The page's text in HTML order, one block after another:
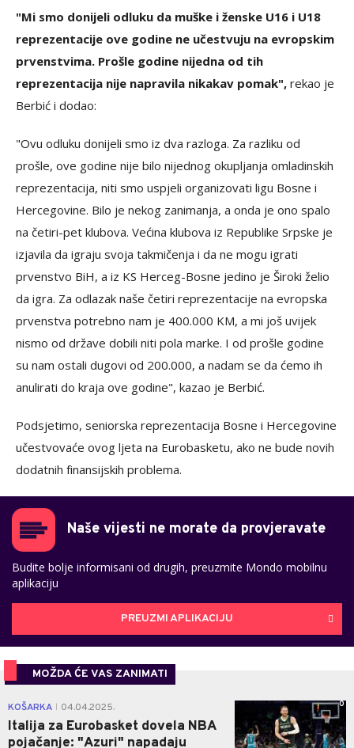
"Mi smo donijeli odluku da muške i ženske U16 i U18
reprezentacije ove godine ne učestvuju na evropskim
prvenstvima. Prošle godine nijedna od tih
reprezentacija nije napravila nikakav pomak", rekao je
Berbić i dodao:
"Ovu odluku donijeli smo iz dva razloga. Za razliku od
prošle, ove godine nije bilo nijednog okupljanja omladinskih
reprezentacija, niti smo uspjeli organizovati ligu Bosne i
Hercegovine. Bilo je nekog zanimanja, a onda je ono spalo
na četiri-pet klubova. Većina klubova iz Republike Srpske je
izjavila da igraju svoja takmičenja i da ne mogu igrati
prvenstvo BiH, a iz KS Herceg-Bosne jedino je Široki želio
da igra. Za odlazak naše četiri reprezentacije na evropska
prvenstva potrebno nam je 400.000 KM, a mi još uvijek
nismo od države dobili niti pola marke. I od prošle godine
su nam ostali dugovi od 200.000, a nadam se da ćemo ih
anulirati do kraja ove godine", kazao je Berbić.
Podsjetimo, seniorska reprezentacija Bosne i Hercegovine
učestvovaće ovog ljeta na Eurobasketu, ako ne bude novih
dodatnih finansijskih problema.
Naše vijesti ne morate da provjeravate
Budite bolje informisani od drugih, preuzmite Mondo mobilnu
aplikaciju
PREUZMI APLIKACIJU
MOŽDA ĆE VAS ZANIMATI
KOŠARKA 04.04.2025.
Italija za Eurobasket dovela NBA
pojačanje: "Azuri" napadaju
0